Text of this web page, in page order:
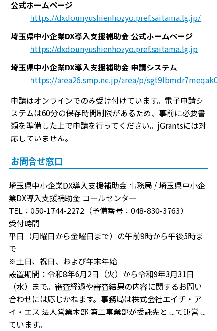
公式ホームページ
https://dxdounyushienhozyo.pref.saitama.lg.jp/
埼玉県中小企業DX導入支援補助金 公式ホームページ
https://dxdounyushienhozyo.pref.saitama.lg.jp
埼玉県中小企業DX導入支援補助金 申請システム
https://area26.smp.ne.jp/area/p/
申請はオンラインでのみ受け付けています。電子申請シ
ステムは60分の保存時間制限があるため、事前に必要書
類を準備した上で申請を行ってください。jGrantsには対
応していません。
お問合せ窓口
埼玉県中小企業DX導入支援補助金 事務局 / 埼玉県中小企
業DX導入支援補助金 コールセンター
TEL：050-1744-2272（予備番号：048-830-3763）
受付時間
平日（月曜日から金曜日まで）の午前9時から午後5時ま
で
※土日、祝日、および年末年始
設置期間：令和8年6月2日（火）から令和9年3月31日
（水）まで。審査経過や審査結果の内容に関するお問い
合わせには応じかねます。事務局は株式会社エイチ・ア
イ・エス 法人営業本部 第二事業部が委託先として運営し
ています。